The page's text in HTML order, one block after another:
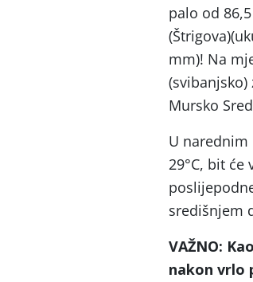
palo od
mm)! Na
Mursko
U narednim
29°C, bit
središnjem
VAŽNO:
nakon vrlo